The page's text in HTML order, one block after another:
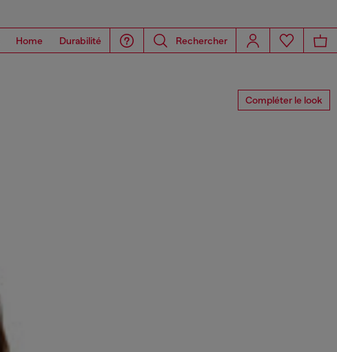
Home Durabilité Rechercher
Compléter le look